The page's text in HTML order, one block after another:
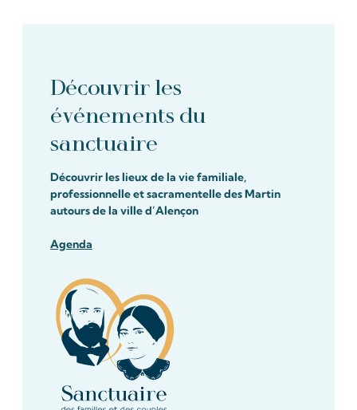
Découvrir les
événements du
sanctuaire
Découvrir les lieux de la vie familiale,
professionnelle et sacramentelle des Martin
autours de la ville d’Alençon
Agenda